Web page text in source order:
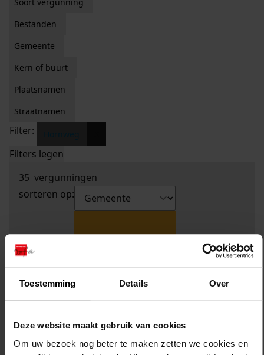
Toestemming Details Over
Deze website maakt gebruik van cookies
Om uw bezoek nog beter te maken zetten we cookies en
Bestanden
Gemeente
Kern of buurt
Plaatsnamen
Straatnamen
Filter:
Filters legen
35 vergunningen
sorteren op: